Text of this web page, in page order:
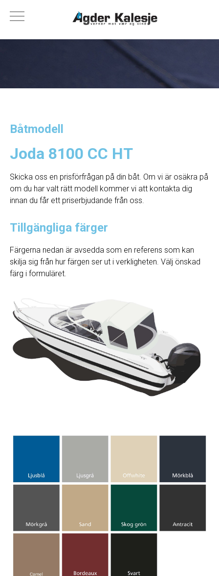
Båtmodell
Joda 8100 CC HT
Skicka oss en prisförfrågan på din båt. Om vi ​​är osäkra på
om du har valt rätt modell kommer vi att kontakta dig
innan du får ett priserbjudande från oss.
Tillgängliga färger
Färgerna nedan är avsedda som en referens som kan
skilja sig från hur färgen ser ut i verkligheten. Välj önskad
färg i formuläret.